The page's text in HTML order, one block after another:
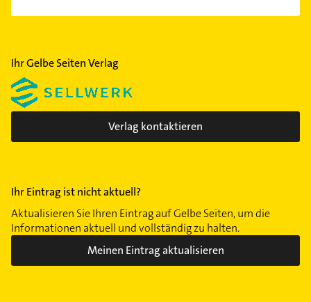
Ihr Gelbe Seiten Verlag
Verlag kontaktieren
Ihr Eintrag ist nicht aktuell?
Aktualisieren Sie Ihren Eintrag auf Gelbe Seiten, um die
Informationen aktuell und vollständig zu halten.
Meinen Eintrag aktualisieren